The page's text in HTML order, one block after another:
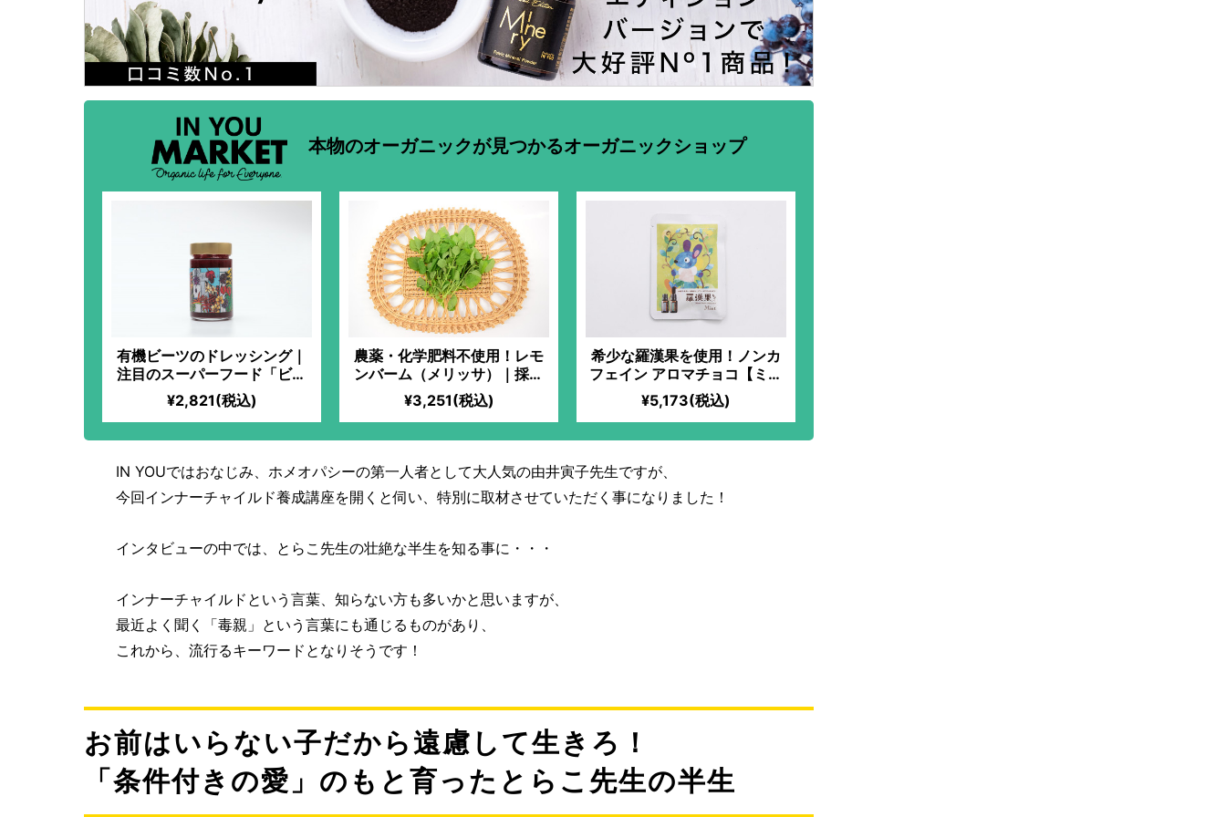
本物のオーガニックが見つかるオーガニックショップ
有機ビーツのドレッシング｜
注目のスーパーフード「ビー
ツ」を使った、新感覚の“食べ
る”ドレッシング！お野菜やお
¥2,821(税込)
農薬・化学肥料不使用！レモ
ンバーム（メリッサ）｜採れ
たてをお届け！別名“長寿のハ
ーブ”と呼ばれており、記憶力
も！
¥3,251(税込)
希少な羅漢果を使用！ノンカ
フェイン アロマチョコ【ミン
ト】
¥5,173(税込)
IN YOUではおなじみ、ホメオパシーの第一人者として大人気の由井寅子先生ですが、
今回インナーチャイルド養成講座を開くと伺い、特別に取材させていただく事になりました！
インタビューの中では、とらこ先生の壮絶な半生を知る事に・・・
インナーチャイルドという言葉、知らない方も多いかと思いますが、
最近よく聞く「毒親」という言葉にも通じるものがあり、
これから、流行るキーワードとなりそうです！
お前はいらない子だから遠慮して生きろ！
「条件付きの愛」のもと育ったとらこ先生の半生